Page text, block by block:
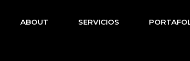
ABOUT SERVICIOS